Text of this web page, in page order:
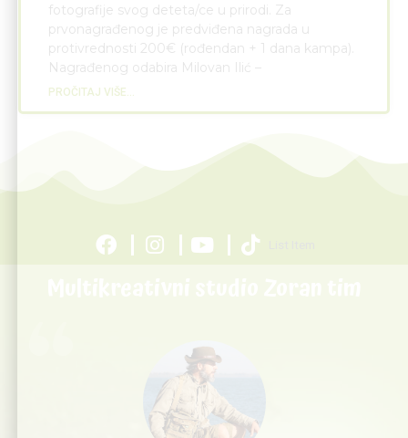
fotografije svog deteta/ce u prirodi. Za
prvonagrađenog je predviđena nagrada u
protivrednosti 200€ (rođendan + 1 dana kampa).
Nagrađenog odabira Milovan Ilić –
PROČITAJ VIŠE...